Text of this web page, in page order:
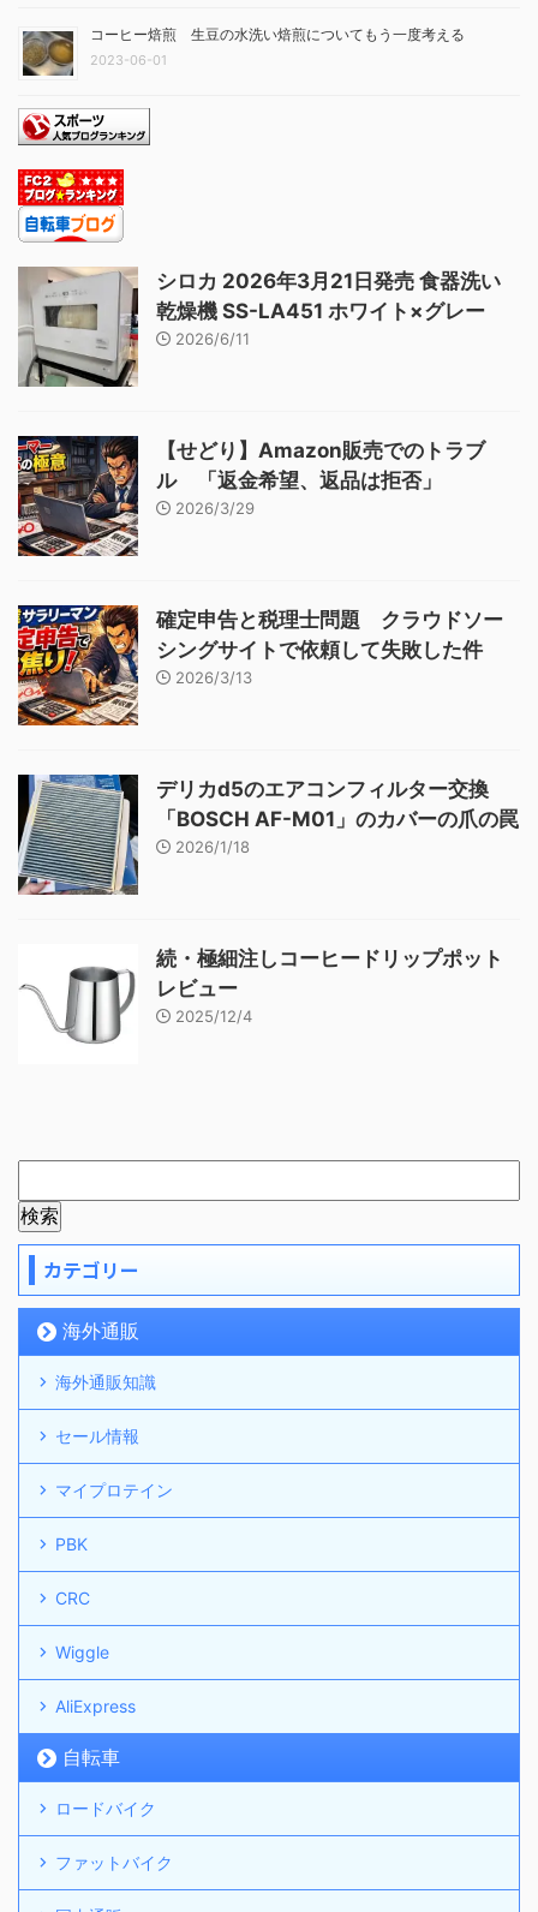
コーヒー焙煎 生豆の水洗い焙煎についてもう一度考える
2023-06-01
シロカ 2026年3月21日発売 食器洗い
乾燥機 SS-LA451 ホワイト×グレー
2026/6/11
【せどり】Amazon販売でのトラブ
ル 「返金希望、返品は拒否」
2026/3/29
確定申告と税理士問題 クラウドソー
シングサイトで依頼して失敗した件
2026/3/13
デリカd5のエアコンフィルター交換
「BOSCH AF-M01」のカバーの爪の罠
2026/1/18
続・極細注しコーヒードリップポット
レビュー
2025/12/4
カテゴリー
海外通販
海外通販知識
セール情報
マイプロテイン
PBK
CRC
Wiggle
AliExpress
自転車
ロードバイク
ファットバイク